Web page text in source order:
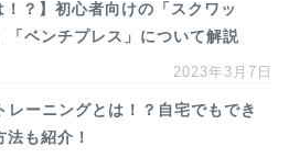
！？】初心者向けの「スクワッ
「ベンチプレス」について解説
2023年3月7日
レーニングとは！？自宅でもでき
も紹介！